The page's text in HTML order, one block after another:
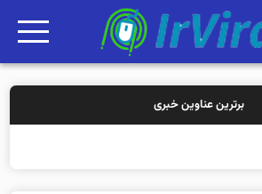
برترین عناوین خبری